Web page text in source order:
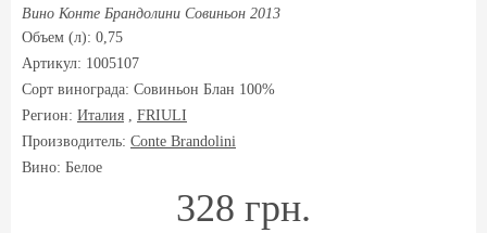
Вино Конте Брандолини Совиньон 2013
Объем (л): 0,75
Артикул: 1005107
Сорт винограда: Совиньон Блан 100%
Регион: Италия , FRIULI
Производитель: Conte Brandolini
Вино: Белое
328 грн.